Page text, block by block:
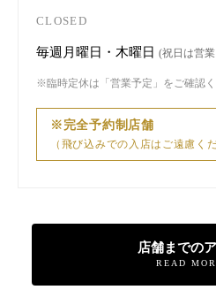
CLOSED
毎週月曜日・木曜日 (祝日は営
※臨時定休は「営業予定」をご確認く
※完全予約制店舗
（飛び込みでの入店はご遠慮く
店舗までの
READ